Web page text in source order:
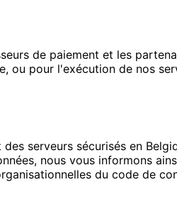
de paiement et les
ou pour l'exécution de nos
serveurs sécurisés en
nous vous informons
du code de